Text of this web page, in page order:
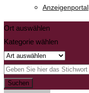
Anzeigenportal
Ort auswählen
Kategorie wählen
Suchen